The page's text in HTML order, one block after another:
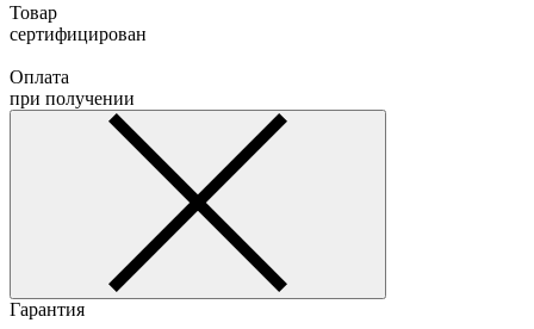
Товар
сертифицирован
Оплата
при получении
Гарантия